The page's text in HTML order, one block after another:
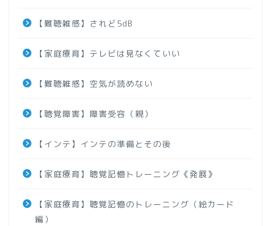
【難聴雑感】されど5dB
【家庭療育】テレビは見なくていい
【難聴雑感】空気が読めない
【聴覚障害】障害受容（親）
【インテ】インテの準備とその後
【家庭療育】聴覚記憶トレーニング《発展》
【家庭療育】聴覚記憶のトレーニング（絵カード
編）